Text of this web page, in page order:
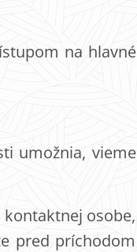
na hlavné
umožnia, vieme
osobe,
pred príchodom